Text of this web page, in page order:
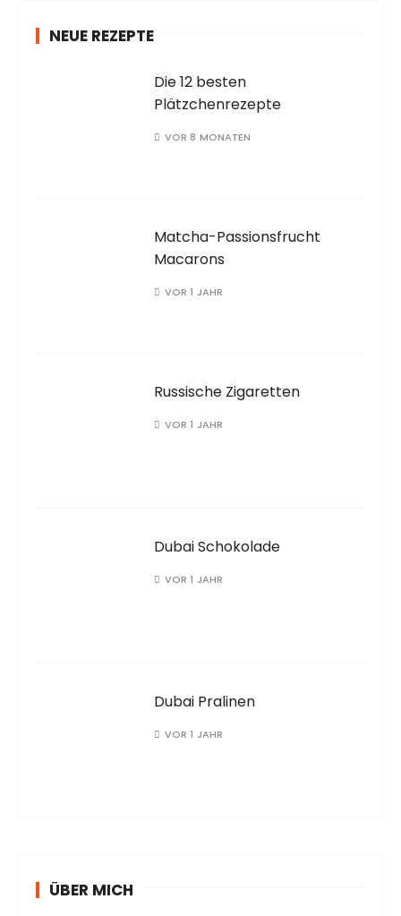
NEUE REZEPTE
Die 12 besten
Plätzchenrezepte
VOR 8 MONATEN
Matcha-Passionsfrucht
Macarons
VOR 1 JAHR
Russische Zigaretten
VOR 1 JAHR
Dubai Schokolade
VOR 1 JAHR
Dubai Pralinen
VOR 1 JAHR
ÜBER MICH